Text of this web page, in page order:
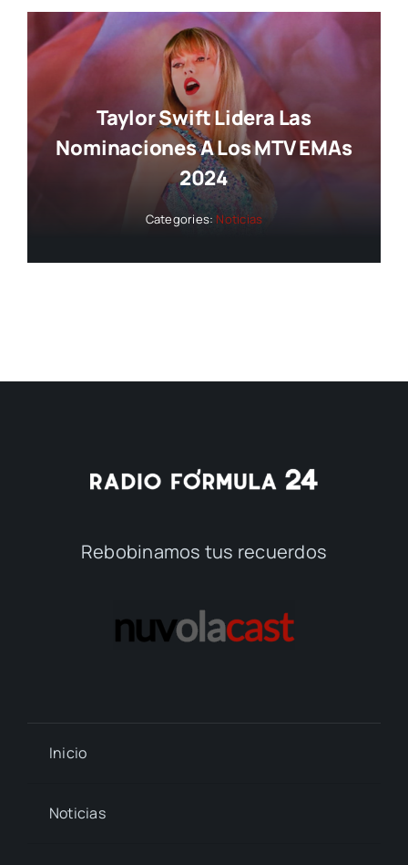
Taylor Swift Lidera Las
Nominaciones A Los MTV EMAs
2024
Categories: Noticias
Rebobinamos tus recuerdos
Inicio
Noticias